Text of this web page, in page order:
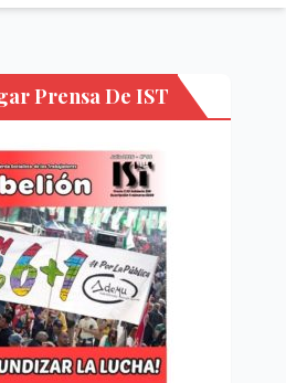
Prensa De IST